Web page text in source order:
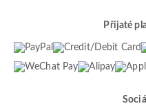
Přijaté